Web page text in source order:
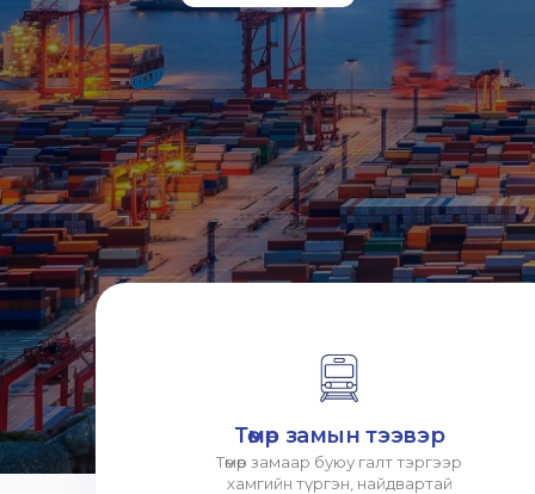
Төмөр замын тээвэр
Төмөр замаар буюу галт тэргээр
хамгийн түргэн, найдвартай